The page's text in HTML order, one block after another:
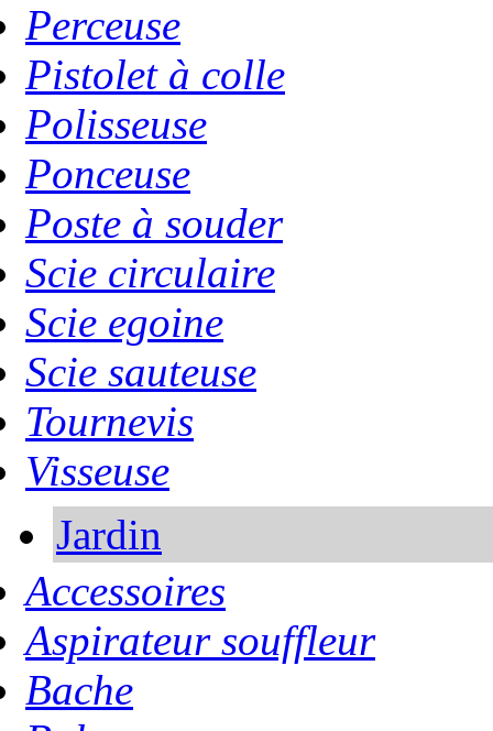
Perceuse
Pistolet à colle
Polisseuse
Ponceuse
Poste à souder
Scie circulaire
Scie egoine
Scie sauteuse
Tournevis
Visseuse
Jardin
Accessoires
Aspirateur souffleur
Bache